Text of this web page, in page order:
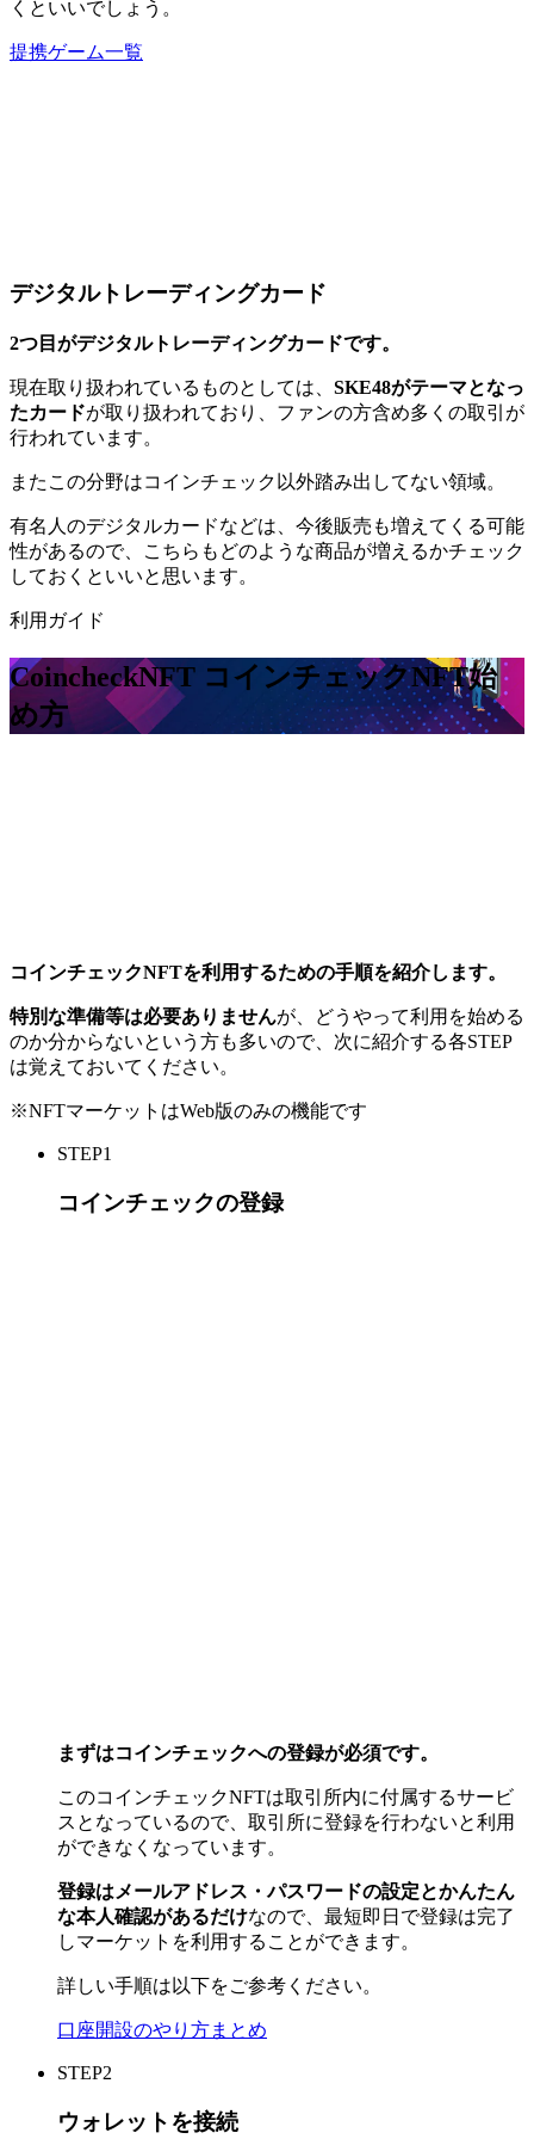
くといいでしょう。
提携ゲーム一覧
デジタルトレーディングカード
2つ目がデジタルトレーディングカードです。
現在取り扱われているものとしては、 SKE48がテーマとなっ
たカードが取り扱われており、ファンの方含め多くの取引が
行われています。
またこの分野はコインチェック以外踏み出してない領域。
有名人のデジタルカードなどは、今後販売も増えてくる可能
性があるので、こちらもどのような商品が増えるかチェック
しておくといいと思います。
利用ガイド
CoincheckNFT コインチェックNFT始
め方
コインチェックNFTを利用するための手順を紹介します。
特別な準備等は必要ありませんが、どうやって利用を始める
のか分からないという方も多いので、次に紹介する各STEP
は覚えておいてください。
※NFTマーケットはWeb版のみの機能です
STEP1
コインチェックの登録
まずはコインチェックへの登録が必須です。
このコインチェックNFTは取引所内に付属するサービ
スとなっているので、取引所に登録を行わないと利用
ができなくなっています。
登録はメールアドレス・パスワードの設定とかんたん
な本人確認があるだけなので、最短即日で登録は完了
しマーケットを利用することができます。
詳しい手順は以下をご参考ください。
口座開設のやり方まとめ
STEP2
ウォレットを接続